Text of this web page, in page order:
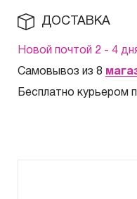
ДОСТАВКА
Новой почтой 2 - 4
Самовывоз из 8
Бесплатно курьером